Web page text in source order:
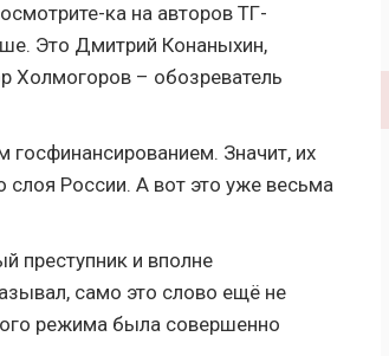
ка на авторов ТГ-
Это Дмитрий Конаныхин,
Холмогоров – обозреватель
Значит, их
России. А вот это уже весьма
преступник и вполне
само это слово ещё не
режима была совершенно